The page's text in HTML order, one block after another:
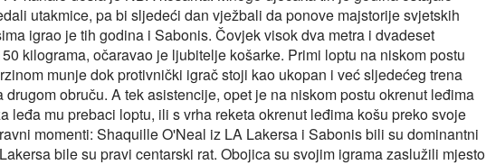
utakmice, pa bi sljedeći dan vježbali da ponove majstorije svjetskih
igrao je tih godina i Sabonis. Čovjek visok dva metra i dvadeset
kilograma, očaravao je ljubitelje košarke. Primi loptu na niskom postu
munje dok protivnički igrač stoji kao ukopan i već sljedećeg trena
obruču. A tek asistencije, opet je na niskom postu okrenut leđima
leđa mu prebaci loptu, ili s vrha reketa okrenut leđima košu preko svoje
momenti: Shaquille O'Neal iz LA Lakersa i Sabonis bili su dominantni
bile su pravi centarski rat. Obojica su svojim igrama zaslužili mjesto